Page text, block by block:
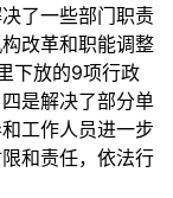
了一些部门职责
改革和职能调整
下放的9项行政
是解决了部分单
工作人员进一步
和责任，依法行